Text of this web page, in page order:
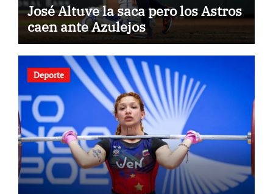
José Altuve la saca pero los Astros
caen ante Azulejos
Deporte